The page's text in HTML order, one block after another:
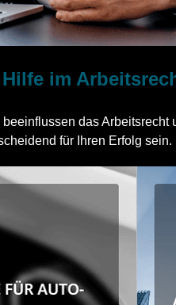
im
das
für Ihren Erfolg